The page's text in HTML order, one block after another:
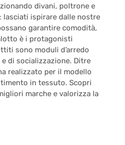
divani, poltrone e
: lasciati ispirare dalle nostre
garantire comodità,
è i protagonisti
sono moduli d’arredo
di socializzazione. Ditre
realizzato per il modello
in tessuto. Scopri
marche e valorizza la